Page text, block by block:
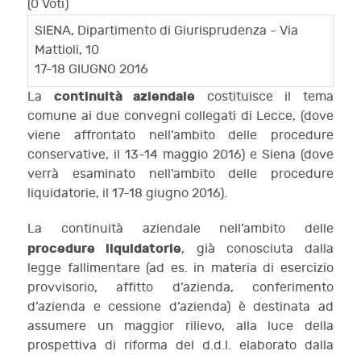
(0 Voti)
SIENA, Dipartimento di Giurisprudenza - Via
Mattioli, 10
17-18 GIUGNO 2016
La continuità aziendale costituisce il tema
comune ai due convegni collegati di Lecce, (dove
viene affrontato nell’ambito delle procedure
conservative, il 13-14 maggio 2016) e Siena (dove
verrà esaminato nell’ambito delle procedure
liquidatorie, il 17-18 giugno 2016).
La continuità aziendale nell’ambito delle
procedure liquidatorie, già conosciuta dalla
legge fallimentare (ad es. in materia di esercizio
provvisorio, affitto d’azienda, conferimento
d’azienda e cessione d’azienda) è destinata ad
assumere un maggior rilievo, alla luce della
prospettiva di riforma del d.d.l. elaborato dalla